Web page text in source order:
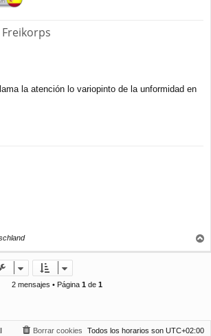
Freikorps
la atención lo variopinto de la unformidad en
r
2 mensajes • Página 1 de 1
Todos los horarios son UTC+02:00
Borrar cookies